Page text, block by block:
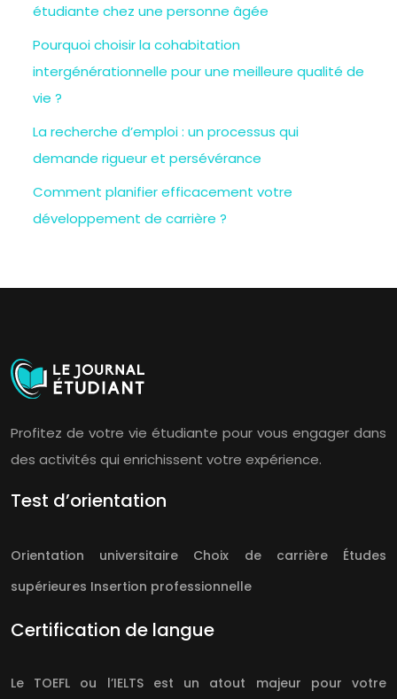
étudiante chez une personne âgée
Pourquoi choisir la cohabitation
intergénérationnelle pour une meilleure qualité de
vie ?
La recherche d’emploi : un processus qui
demande rigueur et persévérance
Comment planifier efficacement votre
développement de carrière ?
Profitez de votre vie étudiante pour vous engager dans
des activités qui enrichissent votre expérience.
Test d’orientation
Orientation universitaire Choix de carrièreÉtudes
supérieures Insertion professionnelle
Certification de langue
Le TOEFL ou l’IELTS est un atout majeur pour votre